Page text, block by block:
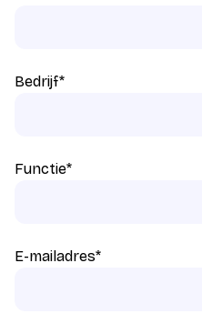
Bedrijf*
Functie*
E-mailadres*